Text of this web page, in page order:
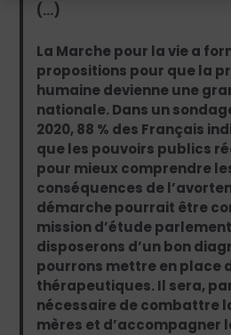
(…)
La Marche pour la vie a
propositions pour que la
humaine devienne une
nationale. Dans un
2020, 88 % des Français
que les pouvoirs publics
pour mieux comprendre
conséquences de
démarche pourrait être
mission d’étude
disposerons d’un bon
pourrons mettre en place
thérapeutiques. Il sera,
nécessaire de combattre
mères et d’accompagner